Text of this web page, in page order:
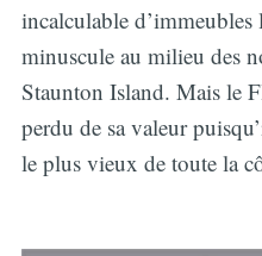
incalculable d’immeubles
minuscule au milieu des
Staunton Island. Mais le
perdu de sa valeur
le plus vieux de toute la